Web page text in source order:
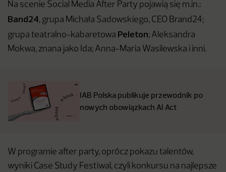
Na scenie Social Media After Party pojawią się m.in.:
Band24, grupa Michała Sadowskiego, CEO Brand24;
grupa teatralno-kabaretowa Peleton; Aleksandra
Mokwa, znana jako Ida; Anna-Maria Wasilewska i inni.
IAB Polska publikuje przewodnik po
nowych obowiązkach AI Act
W programie after party, oprócz pokazu talentów,
wyniki Case Study Festiwal, czyli konkursu na najlepsze